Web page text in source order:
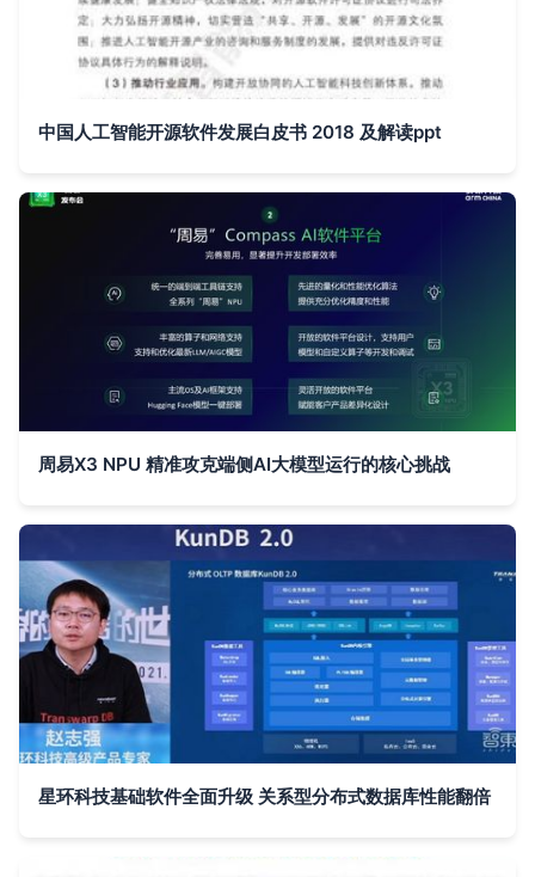
中国人工智能开源软件发展白皮书 2018 及解读ppt
周易X3 NPU 精准攻克端侧AI大模型运行的核心挑战
星环科技基础软件全面升级 关系型分布式数据库性能翻倍